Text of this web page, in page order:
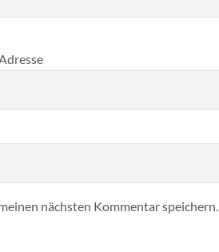
nächsten Kommentar speichern.